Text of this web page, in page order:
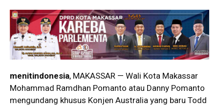
menitindonesia, MAKASSAR — Wali Kota Makassar
Mohammad Ramdhan Pomanto atau Danny Pomanto
mengundang khusus Konjen Australia yang baru Todd